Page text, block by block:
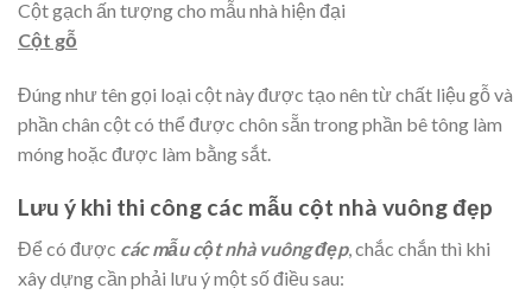
Cột gạch ấn tượng cho mẫu nhà hiện đại
Cột gỗ
Đúng như tên gọi loại cột này được tạo nên từ chất liệu gỗ và
phần chân cột có thể được chôn sẵn trong phần bê tông làm
móng hoặc được làm bằng sắt.
Lưu ý khi thi công các mẫu cột nhà vuông đẹp
Để có được các mẫu cột nhà vuông đẹp, chắc chắn thì khi
xây dựng cần phải lưu ý một số điều sau: